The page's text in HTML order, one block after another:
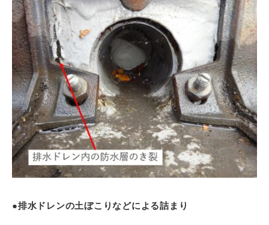
●排水ドレンの土ぼこりなどによる詰まり